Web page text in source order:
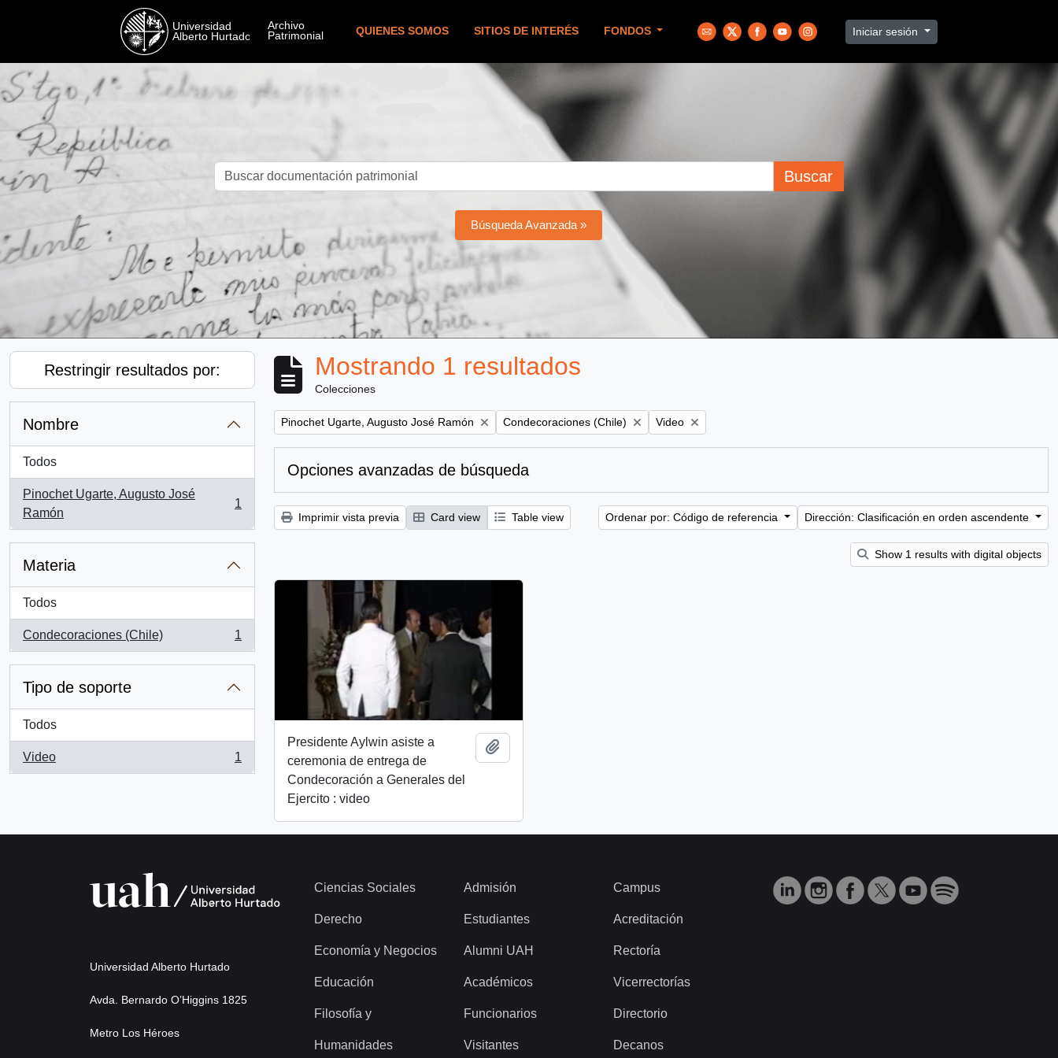
QUIENES SOMOS SITIOS DE INTERÉS FONDOS Iniciar sesión
Buscar
Búsqueda Avanzada »
Restringir resultados por:
Nombre
Todos
Pinochet Ugarte, Augusto José
Ramón
, 1 resultados
1
Materia
Todos
Condecoraciones (Chile)
, 1 resultados
1
Tipo de soporte
Todos
Video
, 1 resultados
1
Mostrando 1 resultados
Colecciones
Remove filter:
Pinochet Ugarte, Augusto José Ramón Remove filter:
Condecoraciones (Chile) Remove filter:
Video
Opciones avanzadas de búsqueda
Imprimir vista previa Card view Table view Ordenar por: Código de referencia Dirección: Clasificación en orden ascendente
Show 1 results with digital objects
Presidente Aylwin asiste a
ceremonia de entrega de
Condecoración a Generales del
Ejercito : video
Universidad Alberto Hurtado
Avda. Bernardo O’Higgins 1825
Metro Los Héroes
Ciencias Sociales
Derecho
Economía y Negocios
Educación
Filosofía y
Humanidades
Admisión
Estudiantes
Alumni UAH
Académicos
Funcionarios
Visitantes
Campus
Acreditación
Rectoría
Vicerrectorías
Directorio
Decanos